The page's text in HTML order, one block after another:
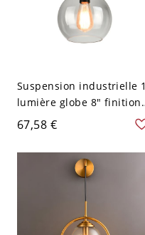
Suspension industrielle 1
lumière globe 8" finition
beige verre transparent
avec tige corde
67,58 €